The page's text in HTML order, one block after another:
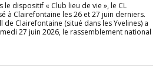
le dispositif « Club lieu de vie », le CL
à Clairefontaine les 26 et 27 juin derniers.
Clairefontaine (situé dans les Yvelines) a
27 juin 2026, le rassemblement national